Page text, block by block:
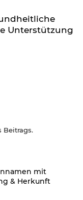
Unterstützung
Beitrags.
mit
& Herkunft